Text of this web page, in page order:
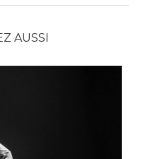
AUSSI